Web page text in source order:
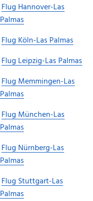
Flug Hannover-Las
Palmas
Flug Köln-Las Palmas
Flug Leipzig-Las Palmas
Flug Memmingen-Las
Palmas
Flug München-Las
Palmas
Flug Nürnberg-Las
Palmas
Flug Stuttgart-Las
Palmas